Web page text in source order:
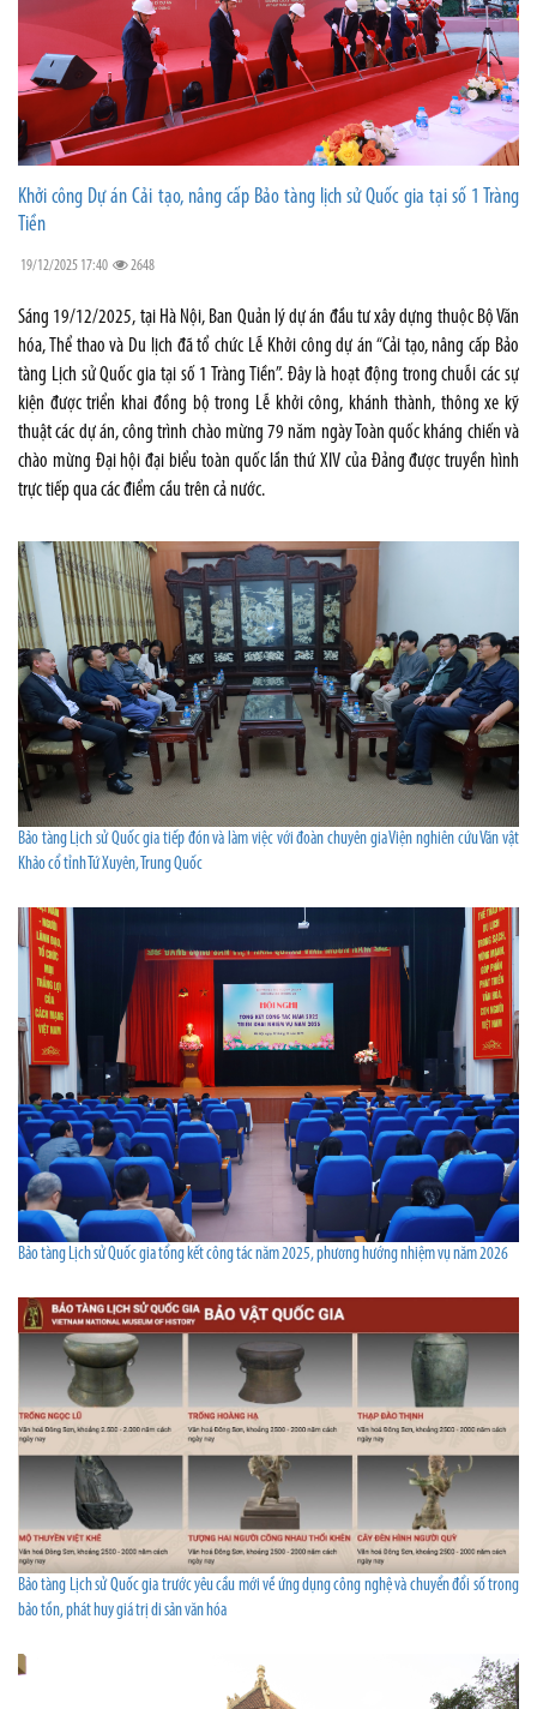
Khởi công Dự án Cải tạo, nâng cấp Bảo tàng lịch sử Quốc gia tại số 1 Tràng
Tiền
19/12/2025 17:40 2648
Sáng 19/12/2025, tại Hà Nội, Ban Quản lý dự án đầu tư xây dựng thuộc Bộ Văn
hóa, Thể thao và Du lịch đã tổ chức Lễ Khởi công dự án “Cải tạo, nâng cấp Bảo
tàng Lịch sử Quốc gia tại số 1 Tràng Tiền”. Đây là hoạt động trong chuỗi các sự
kiện được triển khai đồng bộ trong Lễ khởi công, khánh thành, thông xe kỹ
thuật các dự án, công trình chào mừng 79 năm ngày Toàn quốc kháng chiến và
chào mừng Đại hội đại biểu toàn quốc lần thứ XIV của Đảng được truyền hình
trực tiếp qua các điểm cầu trên cả nước.
Bảo tàng Lịch sử Quốc gia tiếp đón và làm việc với đoàn chuyên gia Viện nghiên cứu Văn vật
Khảo cổ tỉnh Tứ Xuyên, Trung Quốc
Bảo tàng Lịch sử Quốc gia tổng kết công tác năm 2025, phương hướng nhiệm vụ năm 2026
Bảo tàng Lịch sử Quốc gia trước yêu cầu mới về ứng dụng công nghệ và chuyển đổi số trong
bảo tồn, phát huy giá trị di sản văn hóa